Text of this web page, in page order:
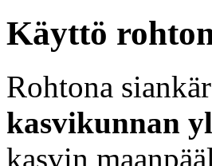
Käyttö
Rohtona
kasvikunnan
kasvin